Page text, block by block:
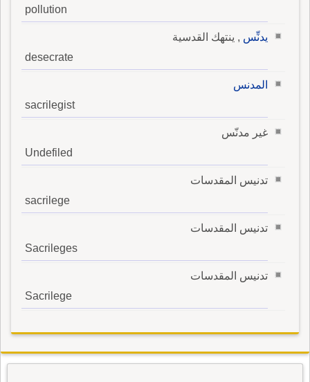
pollution
يدنِّس , ينتهك القدسية
desecrate
المدنس
sacrilegist
غير مدنّس
Undefiled
تدنيس المقدسات
sacrilege
تدنيس المقدسات
Sacrileges
تدنيس المقدسات
Sacrilege